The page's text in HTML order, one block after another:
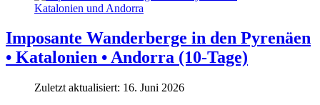
Imposante Wanderberge in den Pyrenäen
• Katalonien • Andorra (10-Tage)
Zuletzt aktualisiert: 16. Juni 2026